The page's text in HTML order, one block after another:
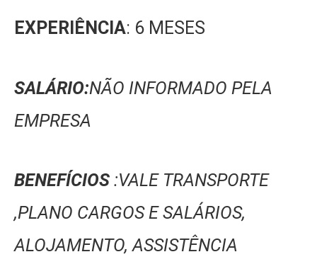
EXPERIÊNCIA: 6 MESES
SALÁRIO:NÃO INFORMADO PELA
EMPRESA
BENEFÍCIOS :VALE TRANSPORTE
,PLANO CARGOS E SALÁRIOS,
ALOJAMENTO, ASSISTÊNCIA